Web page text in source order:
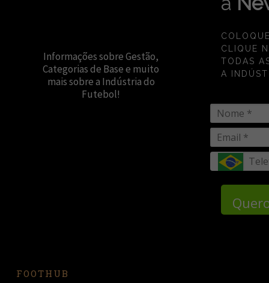
Informações sobre Gestão,
Categorias de Base e muito
mais sobre a Indústria do
Futebol!
CLIQUE
TODAS
A
FOOTHUB